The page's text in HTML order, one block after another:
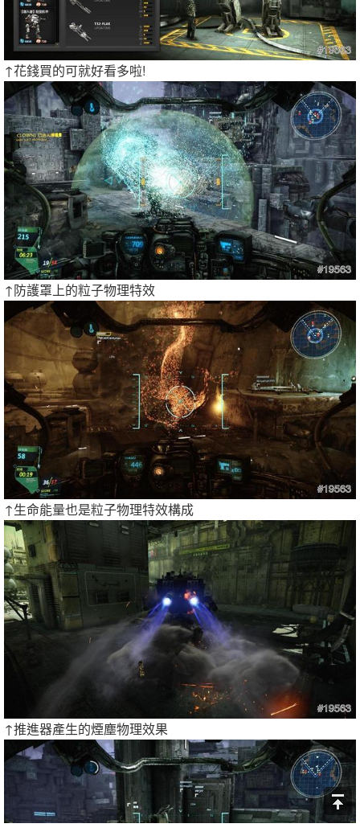
↑花錢買的可就好看多啦!
↑防護罩上的粒子物理特效
↑生命能量也是粒子物理特效構成
↑推進器產生的煙塵物理效果